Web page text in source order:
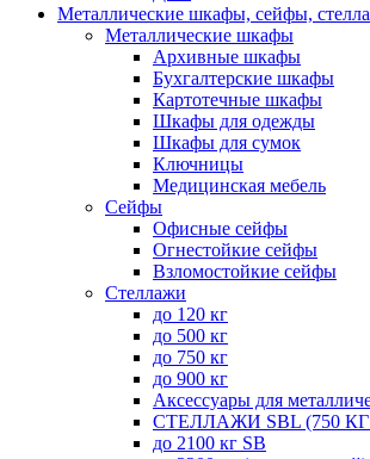
Металлические шкафы, сейфы,
Металлические шкафы
Архивные шкафы
Бухгалтерские шкафы
Картотечные шкафы
Шкафы для одежды
Шкафы для сумок
Ключницы
Медицинская мебель
Сейфы
Офисные сейфы
Огнестойкие сейфы
Взломостойкие сейфы
Стеллажи
до 120 кг
до 500 кг
до 750 кг
до 900 кг
Аксессуары для
СТЕЛЛАЖИ SBL (750
до 2100 кг SB